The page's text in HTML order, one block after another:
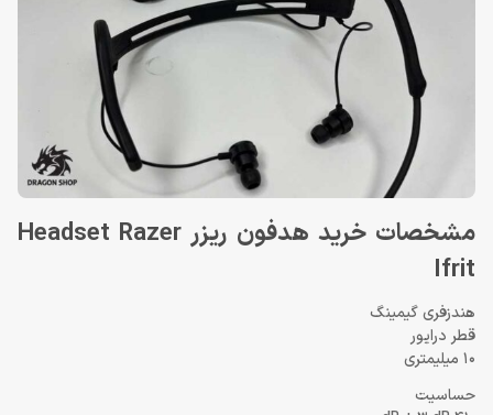
مشخصات خرید هدفون ریزر Headset Razer
Ifrit
هندزفری گیمینگ
قطر درایور
10 میلیمتری
حساسیت